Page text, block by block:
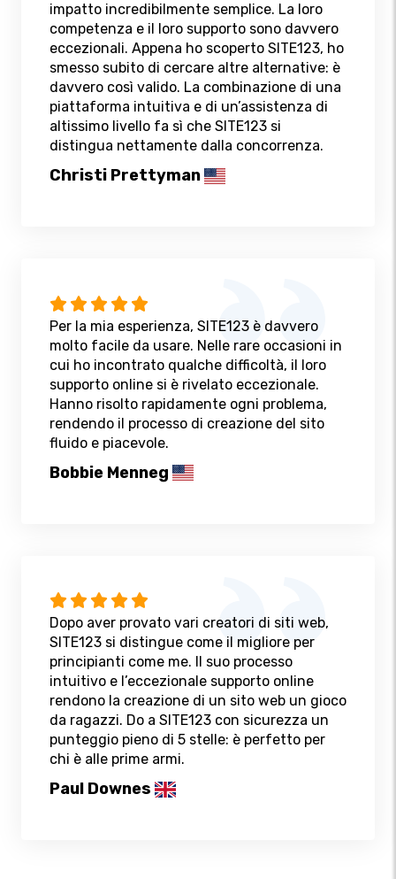
impatto incredibilmente semplice. La loro
competenza e il loro supporto sono davvero
eccezionali. Appena ho scoperto SITE123, ho
smesso subito di cercare altre alternative: è
davvero così valido. La combinazione di una
piattaforma intuitiva e di un’assistenza di
altissimo livello fa sì che SITE123 si
distingua nettamente dalla concorrenza.
Christi Prettyman
Per la mia esperienza, SITE123 è davvero
molto facile da usare. Nelle rare occasioni in
cui ho incontrato qualche difficoltà, il loro
supporto online si è rivelato eccezionale.
Hanno risolto rapidamente ogni problema,
rendendo il processo di creazione del sito
fluido e piacevole.
Bobbie Menneg
Dopo aver provato vari creatori di siti web,
SITE123 si distingue come il migliore per
principianti come me. Il suo processo
intuitivo e l’eccezionale supporto online
rendono la creazione di un sito web un gioco
da ragazzi. Do a SITE123 con sicurezza un
punteggio pieno di 5 stelle: è perfetto per
chi è alle prime armi.
Paul Downes